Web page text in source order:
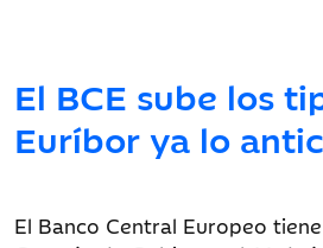
El BCE sube los
Euríbor ya lo
El Banco Central Europeo